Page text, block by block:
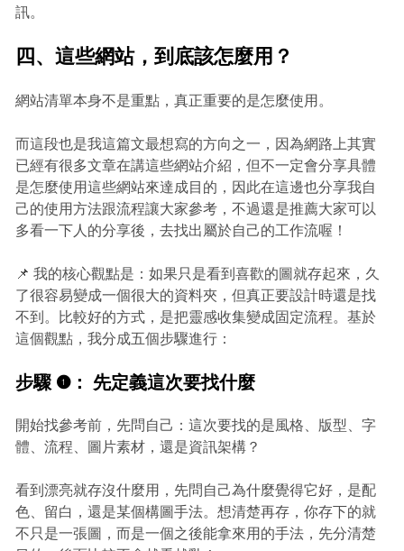
訊。
四、這些網站，到底該怎麼用？
網站清單本身不是重點，真正重要的是怎麼使用。
而這段也是我這篇文最想寫的方向之一，因為網路上其實
已經有很多文章在講這些網站介紹，但不一定會分享具體
是怎麼使用這些網站來達成目的，因此在這邊也分享我自
己的使用方法跟流程讓大家參考，不過還是推薦大家可以
多看一下人的分享後，去找出屬於自己的工作流喔！
📌 我的核心觀點是：如果只是看到喜歡的圖就存起來，久
了很容易變成一個很大的資料夾，但真正要設計時還是找
不到。比較好的方式，是把靈感收集變成固定流程。基於
這個觀點，我分成五個步驟進行：
步驟 ❶： 先定義這次要找什麼
開始找參考前，先問自己：這次要找的是風格、版型、字
體、流程、圖片素材，還是資訊架構？
看到漂亮就存沒什麼用，先問自己為什麼覺得它好，是配
色、留白，還是某個構圖手法。想清楚再存，你存下的就
不只是一張圖，而是一個之後能拿來用的手法，先分清楚